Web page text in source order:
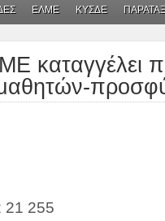
ΕΛΜΕ ΚΥΣΔΕ
καταγγέλει
21 255